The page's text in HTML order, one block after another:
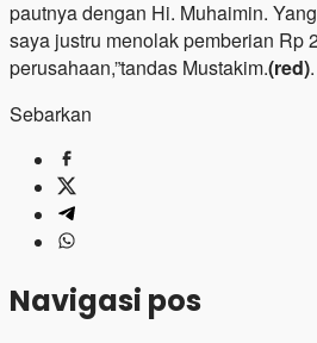
pautnya dengan Hi. Muhaimin.
saya justru menolak pemberian Rp
perusahaan,”tandas Mustakim.(red).
Sebarkan
Navigasi pos